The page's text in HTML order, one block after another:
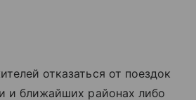
отказаться от поездок
и ближайших районах либо